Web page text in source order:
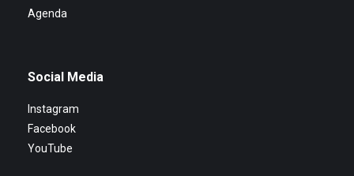
Agenda
Social Media
Instagram
Facebook
YouTube